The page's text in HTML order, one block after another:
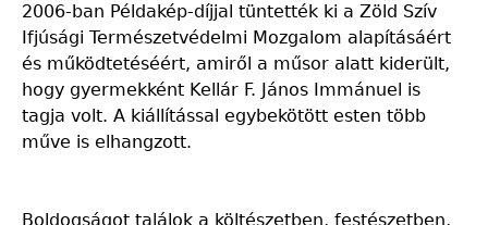
2006-ban Példakép-díjjal tüntették ki a Zöld Szív
Ifjúsági Természetvédelmi Mozgalom alapításáért
és működtetéséért, amiről a műsor alatt kiderült,
hogy gyermekként Kellár F. János Immánuel is
tagja volt. A kiállítással egybekötött esten több
műve is elhangzott.
Boldogságot találok a költészetben, festészetben,